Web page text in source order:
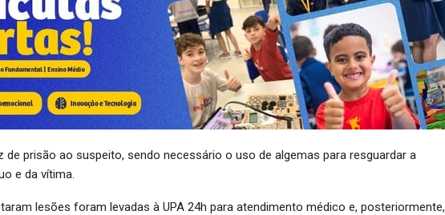
de prisão ao suspeito, sendo necessário o uso de algemas para resguardar a
e da vítima.
lesões foram levadas à UPA 24h para atendimento médico e, posteriormente,